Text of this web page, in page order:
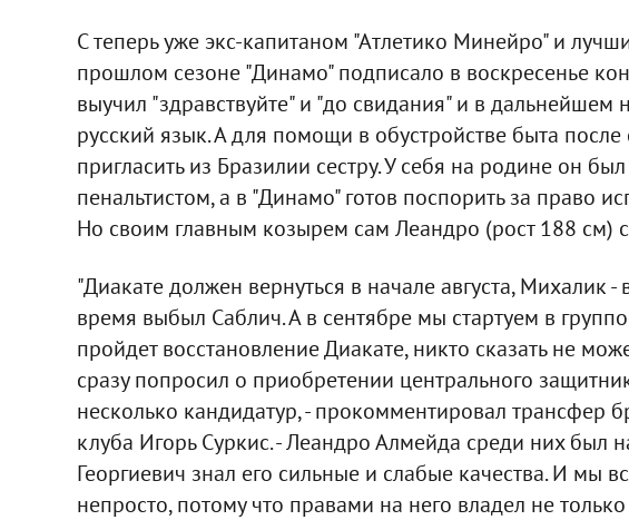
С теперь уже экс-капитаном "Атлетико Минейро" и
прошлом сезоне "Динамо" подписало в воскресенье
выучил "здравствуйте" и "до свидания" и в дальнейшем
русский язык. А для помощи в обустройстве быта после
пригласить из Бразилии сестру. У себя на родине он
пенальтистом, а в "Динамо" готов поспорить за право
Но своим главным козырем сам Леандро (рост 188 см)
"Диакате должен вернуться в начале августа, Михалик
время выбыл Саблич. А в сентябре мы стартуем в
пройдет восстановление Диакате, никто сказать не
сразу попросил о приобретении центрального
несколько кандидатур, - прокомментировал трансфер
клуба Игорь Суркис. - Леандро Алмейда среди них был
Георгиевич знал его сильные и слабые качества. И мы
непросто, потому что правами на него владел не